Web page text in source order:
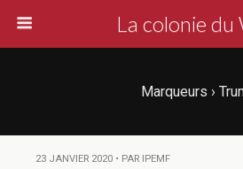
La colonie du
Marqueurs ›
23 JANVIER 2020 • PAR IPEMF